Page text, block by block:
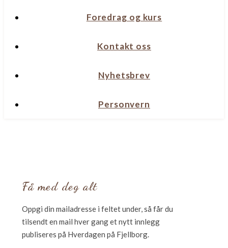
Foredrag og kurs
Kontakt oss
Nyhetsbrev
Personvern
Få med deg alt
Oppgi din mailadresse i feltet under, så får du
tilsendt en mail hver gang et nytt innlegg
publiseres på Hverdagen på Fjellborg.